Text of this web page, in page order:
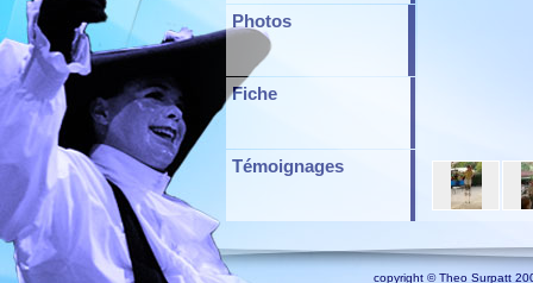
Photos
Fiche
Témoignages
copyright © Theo Surpatt